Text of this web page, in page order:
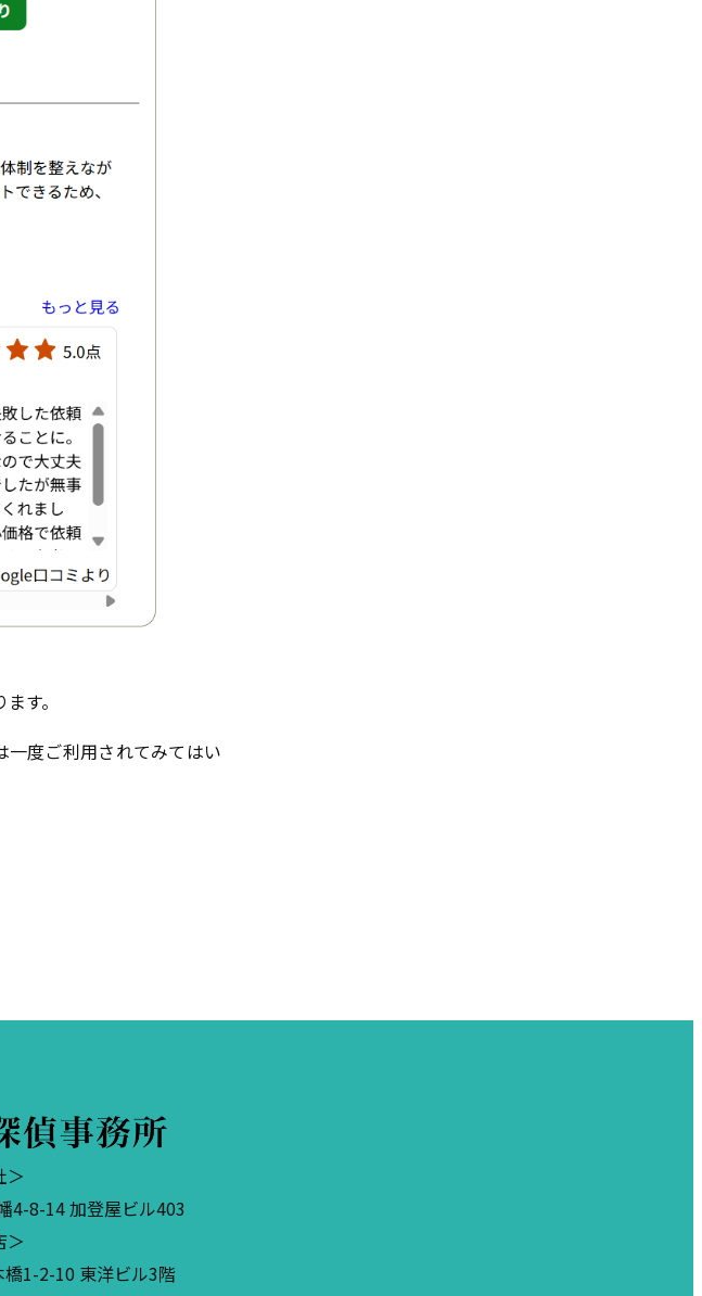
す。
一度ご利用されてみてはい
＞
4-8-14 加登屋ビル403
＞
1-2-10 東洋ビル3階